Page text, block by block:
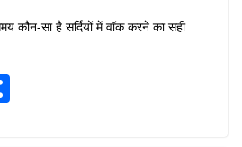
कौन-सा है सर्दियों में वॉक करने का सही